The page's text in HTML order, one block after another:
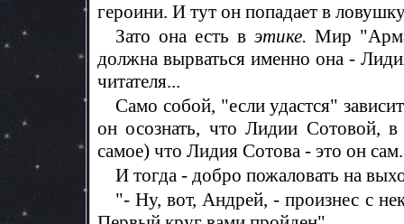
героини. И тут он попадает в
Зато она есть в этике. Мир
должна вырваться именно она -
читателя...
Само собой, "если удастся"
он осознать, что Лидии Сотовой,
самое) что Лидия Сотова - это он
И тогда - добро пожаловать на
"- Ну, вот, Андрей, - произнес с